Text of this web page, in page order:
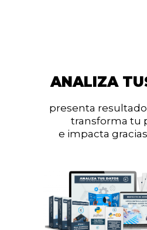
ANALIZA
presenta
transforma tu
e impacta